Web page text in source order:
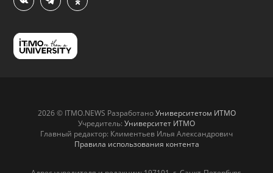
2026 © ITMO.NEWS РазработаноУниверситетом ИТМО
Учредитель: Университет ИТМО
Главный редактор: Климентьев Илья Александрович
Правила использования контента